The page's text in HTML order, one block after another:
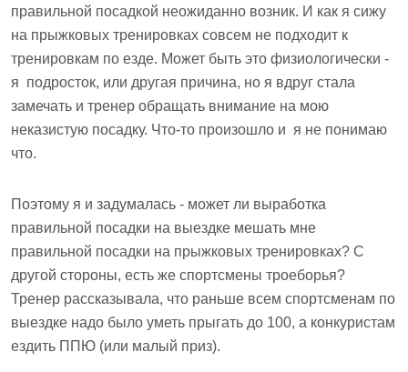
правильной посадкой неожиданно возник. И как я сижу
на прыжковых тренировках совсем не подходит к
тренировкам по езде. Может быть это физиологически -
я подросток, или другая причина, но я вдруг стала
замечать и тренер обращать внимание на мою
неказистую посадку. Что-то произошло и я не понимаю
что.
Поэтому я и задумалась - может ли выработка
правильной посадки на выездке мешать мне
правильной посадки на прыжковых тренировках? С
другой стороны, есть же спортсмены троеборья?
Тренер рассказывала, что раньше всем спортсменам по
выездке надо было уметь прыгать до 100, а конкуристам
ездить ППЮ (или малый приз).